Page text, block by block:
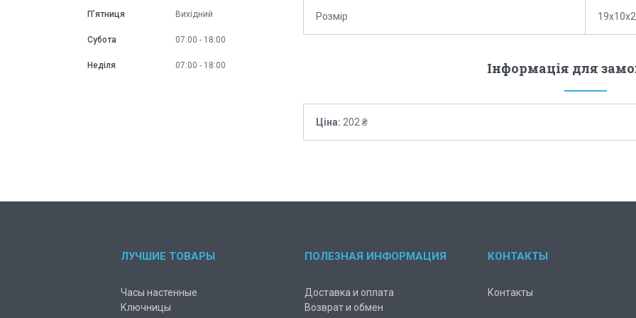
Розмір
Інформація для
Ціна: 202 ₴
Пʼятниця Вихідний
Субота 07:00 18:00
Неділя 07:00 18:00
ЛУЧШИЕ ТОВАРЫ
Часы настенные
Ключницы
ПОЛЕЗНАЯ ИНФОРМАЦИЯ
Доставка и оплата
Возврат и обмен
КОНТАКТЫ
Контакты